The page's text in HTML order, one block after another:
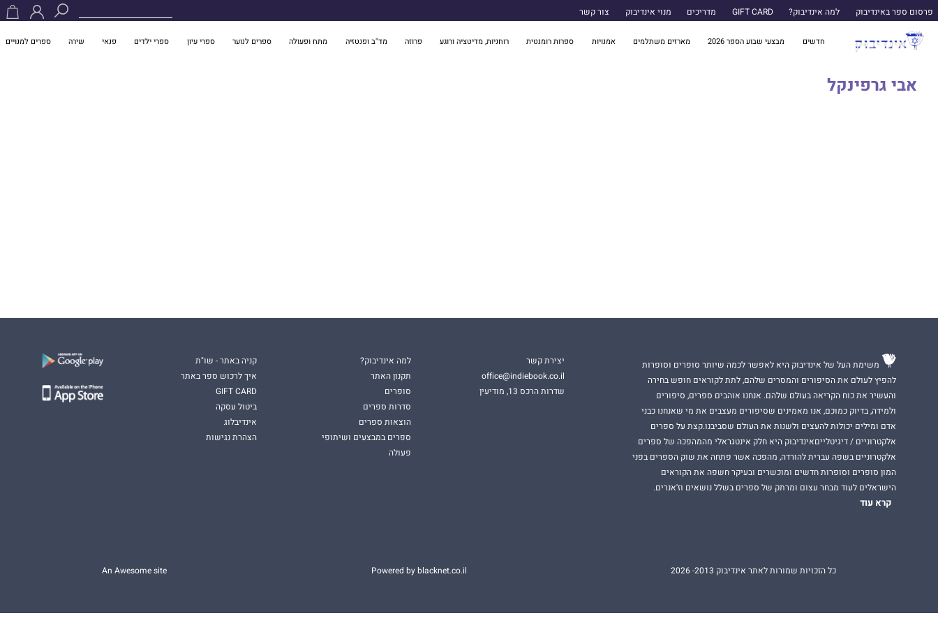
פרסום ספר באינדיבוק למה אינדיבוק? GIFT CARD מדריכים מנוי אינדיבוק צור קשר
חדשים מבצעי שבוע הספר 2026 מארזים משתלמים אמנויות ספרות רומנטית רוחניות, מדיטציה ורוגע פרוזה מד"ב ופנטזיה מתח ופעולה ספרים לנוער ספרי עיון ספרי ילדים פנאי שירה ספרים למנויים
אבי גרפינקל
משימת העל של אינדיבוק היא לאפשר לכמה שיותר סופרים וסופרות
להפיץ לעולם את הסיפורים והמסרים שלהם, לתת לקוראים חופש בחירה
והעשיר את כוח הקריאה בעולם שלהם. אנחנו אוהבים ספרים, סיפורים
ולמידה, בדיוק כמוכם, אנו מאמינים שסיפורים מעצבים את מי שאנחנו כבני
אדם ומילים יכולות להעצים ולשנות את העולם שסביבנו.קצת על ספרים
אלקטרוניים / דיגיטלייםאינדיבוק היא חלק אינטגראלי מהמהפכה של ספרים
אלקטרוניים בשפה עברית להורדה, מהפכה אשר פתחה את שוק הספרים בפני
המון סופרים וסופרות חדשים ומוכשרים ובעיקר חשפה את הקוראים
הישראלים לעוד מבחר עצום ומרתק של ספרים בשלל נושאים וז'אנרים.
קרא עוד
יצירת קשר
office@indiebook.co.il
שדרות הרכס 13, מודיעין
למה אינדיבוק?
תקנון האתר
סופרים
סדרות ספרים
הוצאות ספרים
ספרים במבצעים ושיתופי
פעולה
קניה באתר - שו"ת
איך לרכוש ספר באתר
GIFT CARD
ביטול עסקה
אינדיבלוג
הצהרת נגישות
כל הזכויות שמורות לאתר אינדיבוק 2013- 2026 Powered by blacknet.co.il
An Awesome site